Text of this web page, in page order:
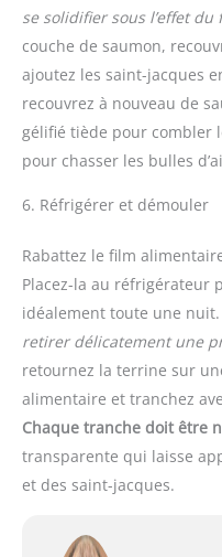
se solidifier sous l’effet du
couche de saumon,
ajoutez les saint-jacques
recouvrez à nouveau de
gélifié tiède pour combler
pour chasser les bulles
6. Réfrigérer et démouler
Rabattez le film
Placez-la au réfrigérateur
idéalement toute une
retirer délicatement une
retournez la terrine sur
alimentaire et tranchez
Chaque tranche doit être
transparente qui laisse
et des saint-jacques.